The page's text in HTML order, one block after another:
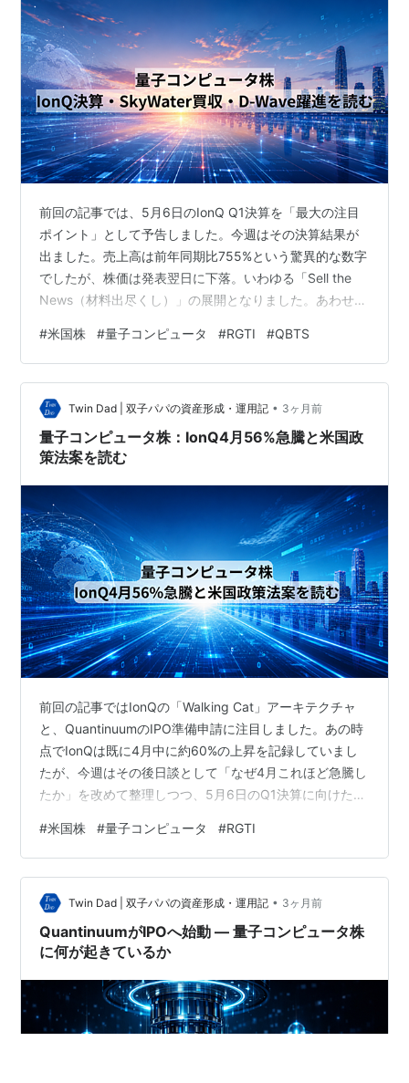
前回の記事では、5月6日のIonQ Q1決算を「最大の注目
ポイント」として予告しました。今週はその決算結果が
出ました。売上高は前年同期比755%という驚異的な数字
でしたが、株価は発表翌日に下落。いわゆる「Sell the
News（材料出尽くし）」の展開となりました。あわせ
量子優位性マイルストーン達成、QuantinuumのIPO申請
と、量子業界を揺るがすビッグニュースが相次いだ一週
間でした。 IonQ Q1決算：売上755%増も株価は下落、
「Sell the News」の現実 5月6日、IonQ（ティッカー：
IONQ）が…
#米国株 #量子コンピュータ #RGTI #QBTS
Twin Dad | 双子パパの資産形成・運用記 • 3ヶ月前
量子コンピュータ株：IonQ4月56%急騰と米国政
策法案を読む
前回の記事ではIonQの「Walking Cat」アーキテクチャ
と、QuantinuumのIPO準備申請に注目しました。あの時
点でIonQは既に4月中に約60%の上昇を記録していまし
たが、今週はその後日談として「なぜ4月これほど急騰し
たか」を改めて整理しつつ、5月6日のQ1決算に向けた見
ニシアティブ再授権法（H.R. 8462）」が下院委員会を通
過したという政策面の動きも取り上げます。 IonQ、4月
に56%急騰：決算前夜に知っておきたいこと 4月の
IonQ（ティッカー：IONQ）は、月間+56.5%という驚異
的な上昇を記録しました。米国株全体…
#米国株 #量子コンピュータ #RGTI
Twin Dad | 双子パパの資産形成・運用記 • 3ヶ月前
QuantinuumがIPOへ始動 — 量子コンピュータ株
に何が起きているか